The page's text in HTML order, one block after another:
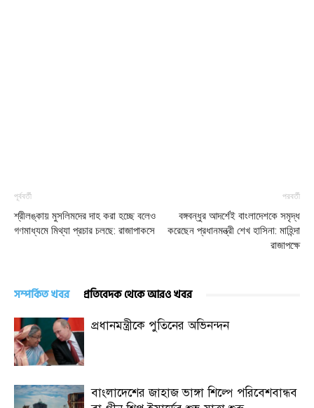
পূর্ববর্তী
শ্রীলঙ্কায় মুসলিমদের দাহ করা হচ্ছে বলেও
গণমাধ্যমে মিথ্যা প্রচার চলছে: রাজাপাকসে
পরবর্তী
বঙ্গবন্ধুর আদর্শেই বাংলাদেশকে সমৃদ্ধ
করেছেন প্রধানমন্ত্রী শেখ হাসিনা: মাহিন্দা
রাজাপক্ষে
সম্পর্কিত খবর প্রতিবেদক থেকে আরও খবর
প্রধানমন্ত্রীকে পুতিনের অভিনন্দন
বাংলাদেশের জাহাজ ভাঙ্গা শিল্পে পরিবেশবান্ধব